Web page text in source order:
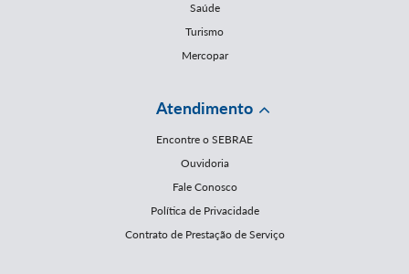
Saúde
Turismo
Mercopar
Atendimento
Encontre o SEBRAE
Ouvidoria
Fale Conosco
Política de Privacidade
Contrato de Prestação de Serviço